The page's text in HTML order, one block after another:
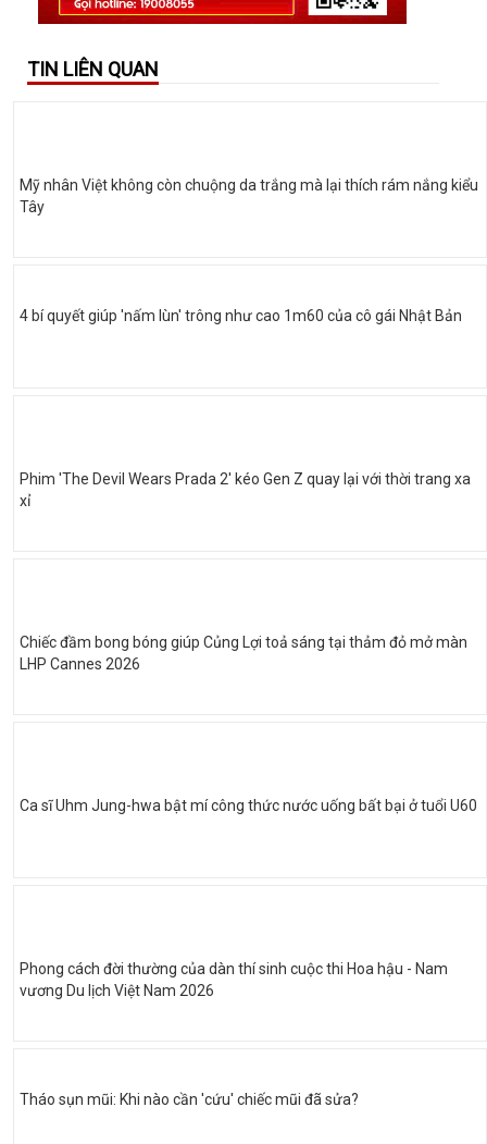
TIN LIÊN QUAN
Mỹ nhân Việt không còn chuộng da trắng mà lại thích rám nắng kiểu
Tây
4 bí quyết giúp 'nấm lùn' trông như cao 1m60 của cô gái Nhật Bản
Phim 'The Devil Wears Prada 2' kéo Gen Z quay lại với thời trang xa
xỉ
Chiếc đầm bong bóng giúp Củng Lợi toả sáng tại thảm đỏ mở màn
LHP Cannes 2026
Ca sĩ Uhm Jung-hwa bật mí công thức nước uống bất bại ở tuổi U60
Phong cách đời thường của dàn thí sinh cuộc thi Hoa hậu - Nam
vương Du lịch Việt Nam 2026
Tháo sụn mũi: Khi nào cần 'cứu' chiếc mũi đã sửa?